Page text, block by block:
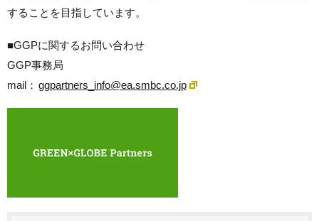
することを目指しています。
■GGPに関するお問い合わせ
GGP事務局
mail： ggpartners_info@ea.smbc.co.jp